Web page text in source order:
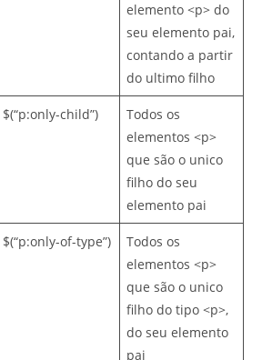
elemento <p> do
seu elemento pai,
contando a partir
do ultimo filho
$(“p:only-child”)
Todos os
elementos <p>
que são o unico
filho do seu
elemento pai
$(“p:only-of-type”)
Todos os
elementos <p>
que são o unico
filho do tipo <p>,
do seu elemento
pai